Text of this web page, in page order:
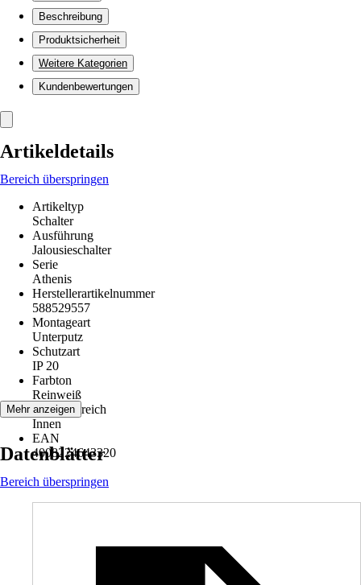
Beschreibung
Produktsicherheit
Weitere Kategorien
Kundenbewertungen
Artikeldetails
Bereich überspringen
Artikeltyp
Schalter
Ausführung
Jalousieschalter
Serie
Athenis
Herstellerartikelnummer
588529557
Montageart
Unterputz
Schutzart
IP 20
Farbton
Reinweiß
Einsatzbereich
Innen
EAN
4008224643320
Mehr anzeigen
Datenblätter
Bereich überspringen